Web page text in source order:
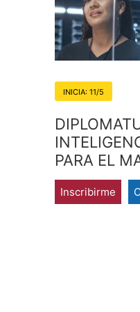
INICIA: 11/5
PARA EL
Inscribirme